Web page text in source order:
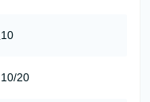
10
10/20